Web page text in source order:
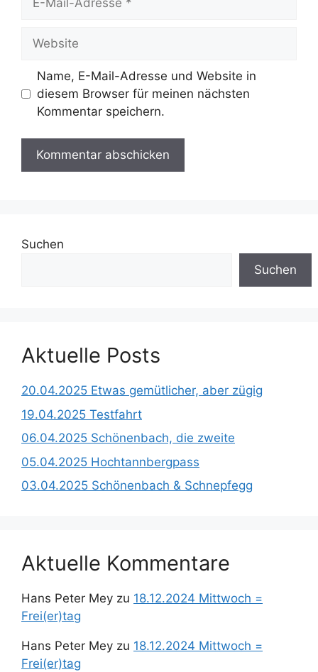
Mail-
Name, E-Mail-Adresse und Website in
diesem Browser für meinen nächsten
Kommentar speichern.
Suchen
Suchen
Aktuelle Posts
20.04.2025 Etwas gemütlicher, aber zügig
19.04.2025 Testfahrt
06.04.2025 Schönenbach, die zweite
05.04.2025 Hochtannbergpass
03.04.2025 Schönenbach & Schnepfegg
Aktuelle Kommentare
Hans Peter Mey zu 18.12.2024 Mittwoch =
Frei(er)tag
Hans Peter Mey zu 18.12.2024 Mittwoch =
Frei(er)tag